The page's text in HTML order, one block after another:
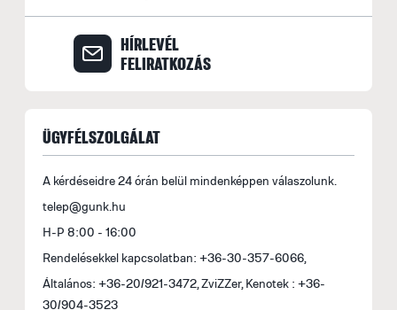
HÍRLEVÉL
FELIRATKOZÁS
ÜGYFÉLSZOLGÁLAT
A kérdéseidre 24 órán belül mindenképpen válaszolunk.
telep@gunk.hu
H-P 8:00 - 16:00
Rendelésekkel kapcsolatban: +36-30-357-6066,
Általános: +36-20/921-3472, ZviZZer, Kenotek : +36-
30/904-3523